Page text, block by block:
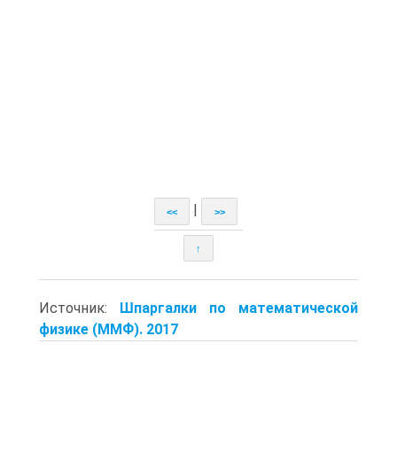
<< >>
↑
Источник: Шпаргалки по математической
физике (ММФ). 2017